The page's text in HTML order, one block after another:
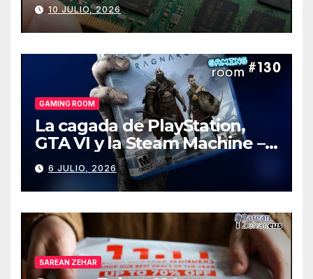
10 JULIO, 2026
GAMING ROOM
La cagada de PlayStation,
GTA VI y la Steam Machine –
Gaming Room #130
6 JULIO, 2026
SAREAN ZEHAR